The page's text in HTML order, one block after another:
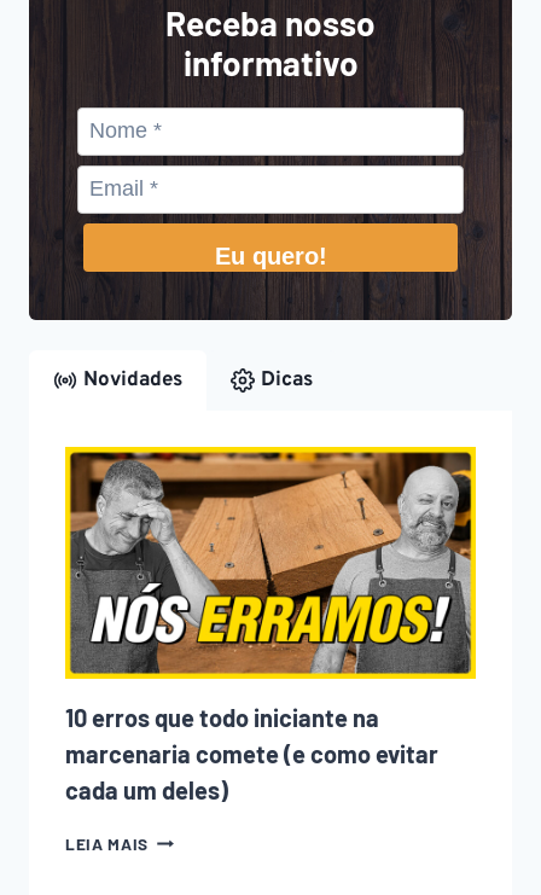
Receba nosso
informativo
Eu quero!
Novidades Dicas
10 erros que todo iniciante na
marcenaria comete (e como evitar
cada um deles)
LEIA MAIS 10